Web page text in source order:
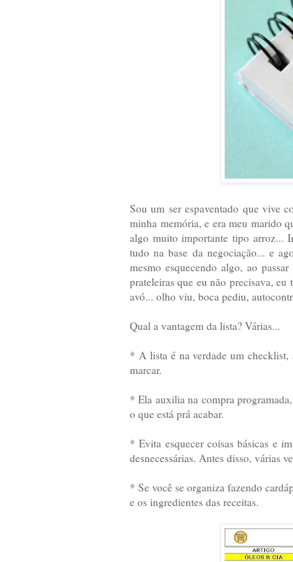
Sou um ser espaventado que vive
minha memória, e era meu marido
algo muito importante tipo arroz...
tudo na base da negociação... e
mesmo esquecendo algo, ao
prateleiras que eu não precisava,
avó... olho viu, boca pediu,
Qual a vantagem da lista? Várias...
* A lista é na verdade um checklist,
marcar.
* Ela auxilia na compra
o que está prá acabar.
* Evita esquecer coisas básicas e
desnecessárias. Antes disso, várias
* Se você se organiza fazendo
e os ingredientes das receitas.